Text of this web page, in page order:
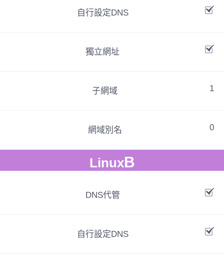
自行設定DNS
獨立網址
子網域 1
網域別名 0
LinuxB
DNS代管
自行設定DNS